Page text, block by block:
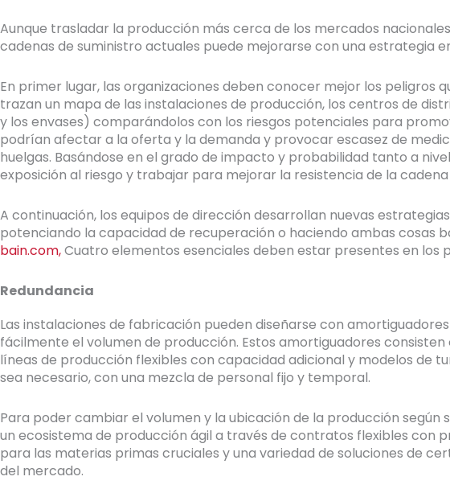
Aunque trasladar la producción más cerca de los mercados
cadenas de suministro actuales puede mejorarse con una estrategia
En primer lugar, las organizaciones deben conocer mejor los peligros
trazan un mapa de las instalaciones de producción, los centros de
y los envases) comparándolos con los riesgos potenciales para
podrían afectar a la oferta y la demanda y provocar escasez de
huelgas. Basándose en el grado de impacto y probabilidad tanto a
exposición al riesgo y trabajar para mejorar la resistencia de la
A continuación, los equipos de dirección desarrollan nuevas
potenciando la capacidad de recuperación o haciendo ambas cosas
bain.com,Cuatro elementos esenciales deben estar presentes en los
Redundancia
Las instalaciones de fabricación pueden diseñarse con
fácilmente el volumen de producción. Estos amortiguadores
líneas de producción flexibles con capacidad adicional y modelos de
sea necesario, con una mezcla de personal fijo y temporal.
Para poder cambiar el volumen y la ubicación de la producción
un ecosistema de producción ágil a través de contratos flexibles con
para las materias primas cruciales y una variedad de soluciones de
del mercado.